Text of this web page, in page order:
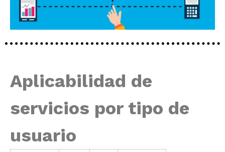
Aplicabilidad de
servicios por tipo de
usuario